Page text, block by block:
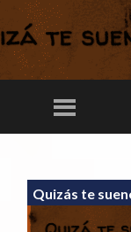
CONTENIDO
Quizás te